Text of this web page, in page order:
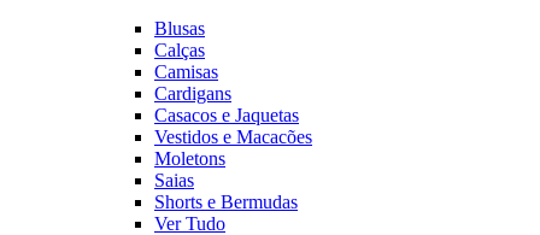
Blusas
Calças
Camisas
Cardigans
Casacos e Jaquetas
Vestidos e Macacões
Moletons
Saias
Shorts e Bermudas
Ver Tudo